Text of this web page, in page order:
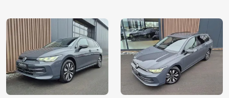
Alarm klasse 1(startblokkering)
Anti Blokkeer Systeem
Anti doorSlip Regeling
Armsteun voor
Automatische snelheids begrenzing
Autonomous Emergency Braking